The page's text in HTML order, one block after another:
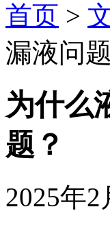
首页 >
漏液问
为什么
题？
2025年2